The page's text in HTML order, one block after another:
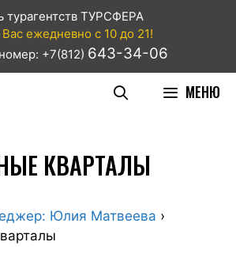
турагентств ТУРСФЕРА
ежедневно с 10 до 21!
+7(812) 643-34-06
МЕНЮ
КВАРТАЛЫ
Юлия Матвеева ›